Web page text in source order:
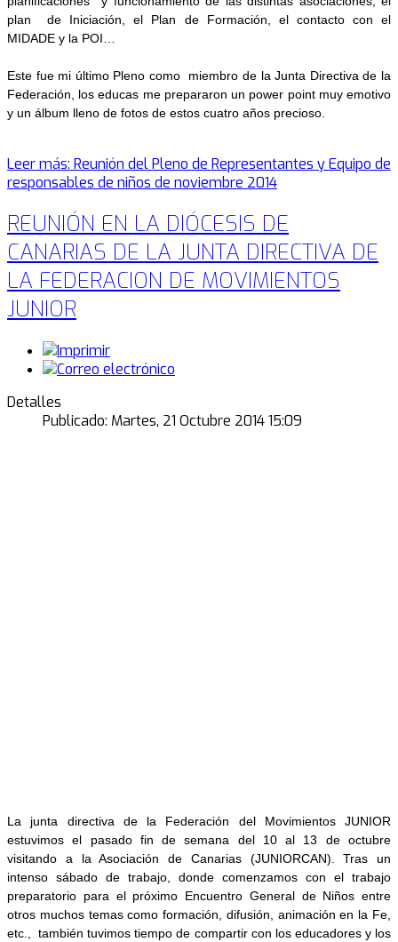
plan de Iniciación, el Plan de Formación, el contacto con el
MIDADE y la POI…
Este fue mi último Pleno como miembro de la Junta Directiva de la
Federación, los educas me prepararon un power point muy emotivo
y un álbum lleno de fotos de estos cuatro años precioso.
Leer más: Reunión del Pleno de Representantes y Equipo de
responsables de niños de noviembre 2014
REUNIÓN EN LA DIÓCESIS DE
CANARIAS DE LA JUNTA DIRECTIVA DE
LA FEDERACION DE MOVIMIENTOS
JUNIOR
Detalles
Publicado: Martes, 21 Octubre 2014 15:09
La junta directiva de la Federación del Movimientos JUNIOR
estuvimos el pasado fin de semana del 10 al 13 de octubre
visitando a la Asociación de Canarias (JUNIORCAN). Tras un
intenso sábado de trabajo, donde comenzamos con el trabajo
preparatorio para el próximo Encuentro General de Niños entre
otros muchos temas como formación, difusión, animación en la Fe,
etc., también tuvimos tiempo de compartir con los educadores y los